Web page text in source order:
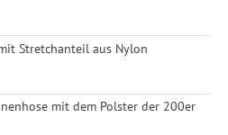
Analyse, Reichweitenmessungen,
nutzungsbasierter Werbung.
Funktionen, den Drittanbietern
Sie unter Einstellungen. Diese
die Nutzung unserer Website nicht
widerrufen wird. Sie können Ihre
Stretchanteil aus Nylon
mit dem Polster der 200er